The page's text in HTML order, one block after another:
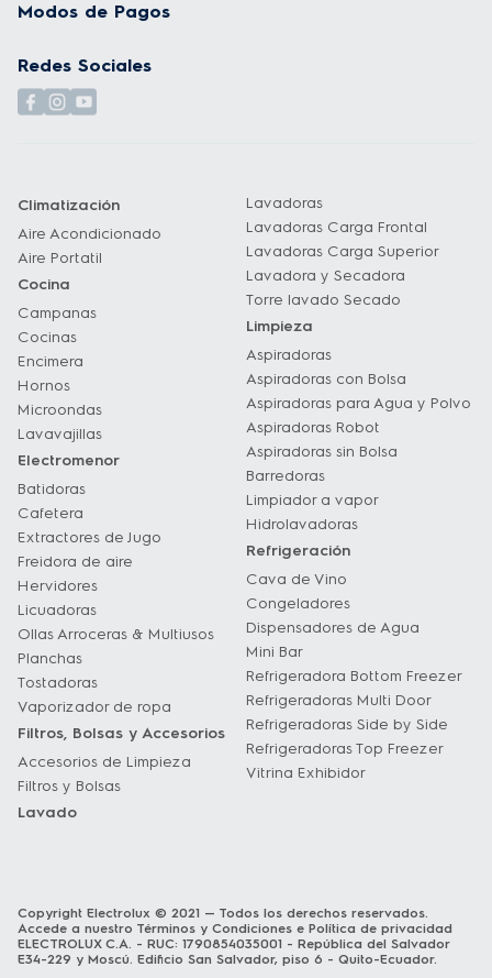
Modos de Pagos
Redes Sociales
Climatización
Aire Acondicionado
Aire Portatil
Cocina
Campanas
Cocinas
Encimera
Hornos
Microondas
Lavavajillas
Electromenor
Batidoras
Cafetera
Extractores de Jugo
Freidora de aire
Hervidores
Licuadoras
Ollas Arroceras & Multiusos
Planchas
Tostadoras
Vaporizador de ropa
Filtros, Bolsas y Accesorios
Accesorios de Limpieza
Filtros y Bolsas
Lavado
Lavadoras
Lavadoras Carga Frontal
Lavadoras Carga Superior
Lavadora y Secadora
Torre lavado Secado
Limpieza
Aspiradoras
Aspiradoras con Bolsa
Aspiradoras para Agua y Polvo
Aspiradoras Robot
Aspiradoras sin Bolsa
Barredoras
Limpiador a vapor
Hidrolavadoras
Refrigeración
Cava de Vino
Congeladores
Dispensadores de Agua
Mini Bar
Refrigeradora Bottom Freezer
Refrigeradoras Multi Door
Refrigeradoras Side by Side
Refrigeradoras Top Freezer
Vitrina Exhibidor
Copyright Electrolux © 2021 — Todos los derechos reservados.
Accede a nuestro Términos y Condiciones e Política de privacidad
ELECTROLUX C.A. - RUC: 1790854035001 - República del Salvador
E34-229 y Moscú. Edificio San Salvador, piso 6 - Quito-Ecuador.